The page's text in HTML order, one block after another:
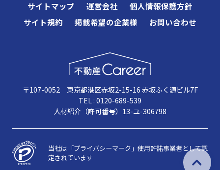
サイトマップ 運営会社
個人情報保護方針
サイト規約
掲載希望の企業様 お問い合わせ
〒107-0052 東京都港区赤坂2-15-16 赤坂ふく源ビル7F
TEL : 0120-689-539
人材紹介（許可番号）13-ユ-306798
当社は「プライバシーマーク」使用許諾事業者として認
定されています